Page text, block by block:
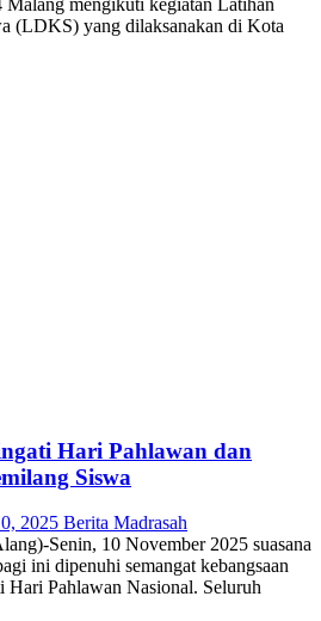
mengikuti kegiatan Latihan
(LDKS) yang dilaksanakan di Kota
Hari Pahlawan dan
Siswa
2025 Berita Madrasah
Senin, 10 November 2025 suasana
ini dipenuhi semangat kebangsaan
Hari Pahlawan Nasional. Seluruh